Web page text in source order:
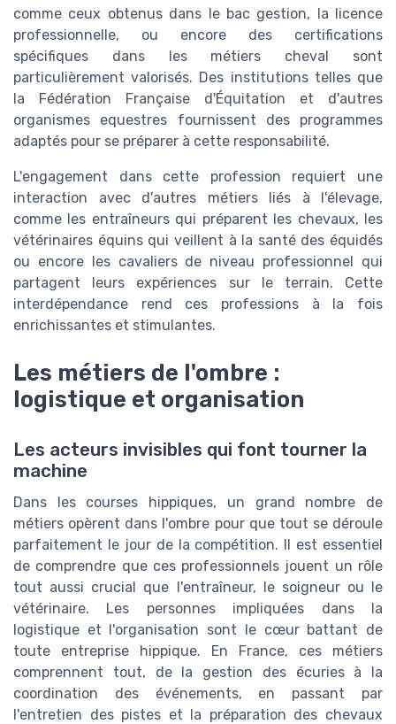
comme ceux obtenus dans le bac gestion, la licence
professionnelle, ou encore des certifications
spécifiques dans les métiers cheval sont
particulièrement valorisés. Des institutions telles que
la Fédération Française d'Équitation et d'autres
organismes equestres fournissent des programmes
adaptés pour se préparer à cette responsabilité.
L'engagement dans cette profession requiert une
interaction avec d'autres métiers liés à l'élevage,
comme les entraîneurs qui préparent les chevaux, les
vétérinaires équins qui veillent à la santé des équidés
ou encore les cavaliers de niveau professionnel qui
partagent leurs expériences sur le terrain. Cette
interdépendance rend ces professions à la fois
enrichissantes et stimulantes.
Les métiers de l'ombre :
logistique et organisation
Les acteurs invisibles qui font tourner la
machine
Dans les courses hippiques, un grand nombre de
métiers opèrent dans l'ombre pour que tout se déroule
parfaitement le jour de la compétition. Il est essentiel
de comprendre que ces professionnels jouent un rôle
tout aussi crucial que l'entraîneur, le soigneur ou le
vétérinaire. Les personnes impliquées dans la
logistique et l'organisation sont le cœur battant de
toute entreprise hippique. En France, ces métiers
comprennent tout, de la gestion des écuries à la
coordination des événements, en passant par
l'entretien des pistes et la préparation des chevaux